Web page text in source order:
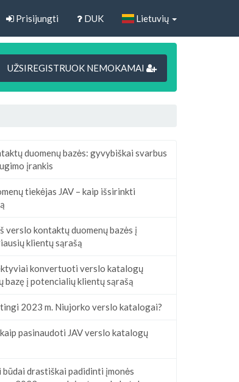
Prisijungti DUK Lietuvių
UŽSIREGISTRUOK NEMOKAMAI
duomenų bazės: gyvybiškai svarbus
įrankis
tiekėjas JAV – kaip išsirinkti
verslo kontaktų duomenų bazės į
klientų sąrašą
konvertuoti verslo katalogų
bazę į potencialių klientų sąrašą
2023 m. Niujorko verslo katalogai?
pasinaudoti JAV verslo katalogų
būdai drastiškai padidinti įmonės